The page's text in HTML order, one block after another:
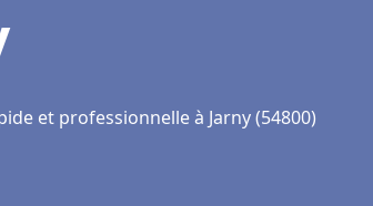
et professionnelle à Jarny (54800)